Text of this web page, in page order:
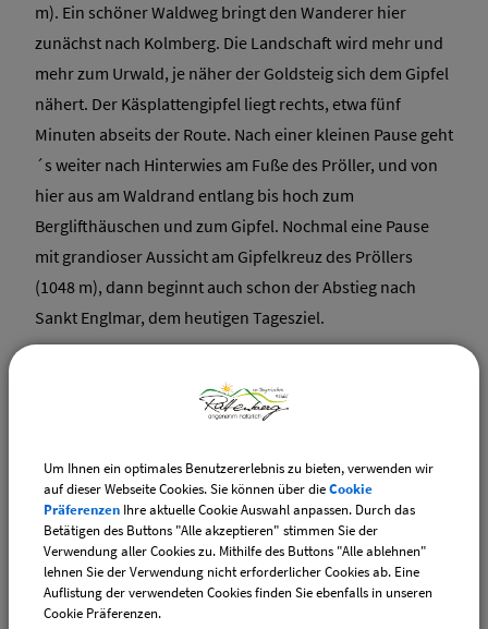
m). Ein schöner Waldweg bringt den Wanderer hier
zunächst nach Kolmberg. Die Landschaft wird mehr und
mehr zum Urwald, je näher der Goldsteig sich dem Gipfel
nähert. Der Käsplattengipfel liegt rechts, etwa fünf
Minuten abseits der Route. Nach einer kleinen Pause geht
´s weiter nach Hinterwies am Fuße des Pröller, und von
hier aus am Waldrand entlang bis hoch zum
Berglifthäuschen und zum Gipfel. Nochmal eine Pause
mit grandioser Aussicht am Gipfelkreuz des Pröllers
(1048 m), dann beginnt auch schon der Abstieg nach
Sankt Englmar, dem heutigen Tagesziel.
http://www.goldsteig-wandern.de/
http://www.bayerischer-wald.de/Erleben-Entdecken-
Freizeit/Wanderurlaub/Qualitaetswanderweg-Goldsteig
Um Ihnen ein optimales Benutzererlebnis zu bieten, verwenden wir
auf dieser Webseite Cookies. Sie können über dieCookie
Präferenzen Ihre aktuelle Cookie Auswahl anpassen. Durch das
Betätigen des Buttons "Alle akzeptieren" stimmen Sie der
Verwendung aller Cookies zu. Mithilfe des Buttons "Alle ablehnen"
lehnen Sie der Verwendung nicht erforderlicher Cookies ab. Eine
Auflistung der verwendeten Cookies finden Sie ebenfalls in unseren
Cookie Präferenzen.